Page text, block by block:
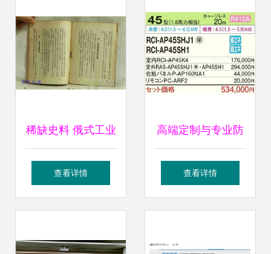
天价回报，见证拍
卖业务背后的风险
稀缺史料 俄式工业
治理模式考察——
的行政管理与党群
查看详情
高端定制与专业防
护 新品下吊式空凋
查看详情